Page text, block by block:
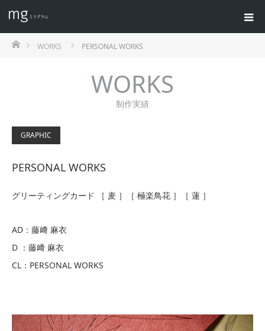
ホームWORKS PERSONAL WORKS
WORKS
制作実績
GRAPHIC
PERSONAL WORKS
グリーティングカード ［ 麦 ］［ 極楽鳥花 ］［ 蓮 ］
AD：藤﨑 麻衣
D ：藤﨑 麻衣
CL：PERSONAL WORKS